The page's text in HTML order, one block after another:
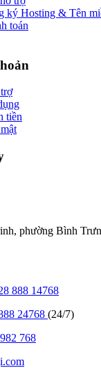
ký Hosting & Tên
toán
tiền
phường Bình
888 14768
24768 (24/7)
768